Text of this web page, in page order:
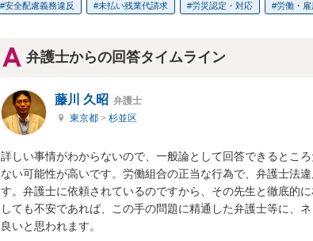
安全配慮義務違反 未払い残業代請求 労災認定・対応 労働・雇
弁護士からの回答タイムライン
藤川 久昭 弁護士
東京都 > 杉並区
詳しい事情がわからないので、一般論として回答できるとこ
ない可能性が高いです。労働組合の正当な行為で、弁護士法
す。弁護士に依頼されているのですから、その先生と徹底的
しても不安であれば、この手の問題に精通した弁護士等に、
良いと思われます。